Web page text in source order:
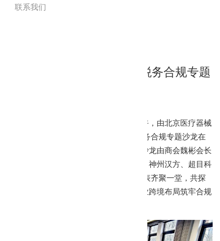
医疗器械企业出海MDR与税务合规专题
一次合作 终生服务 2026年3月28日下午，由北京医疗器械
商会主办的医疗器械企业出海MDR与税务合规专题沙龙在
副会长单位立博中文版成功举办。本次沙龙由商会魏彬会长
主持，爱康宜诚、瑞桥鼎科、云梭科技、神州汉方、超目科
技、莱凯医疗等20余家会员企业核心代表齐聚一堂，共探
医疗器械企业出海合规发展路径，为行业跨境布局筑牢合规
联系我们